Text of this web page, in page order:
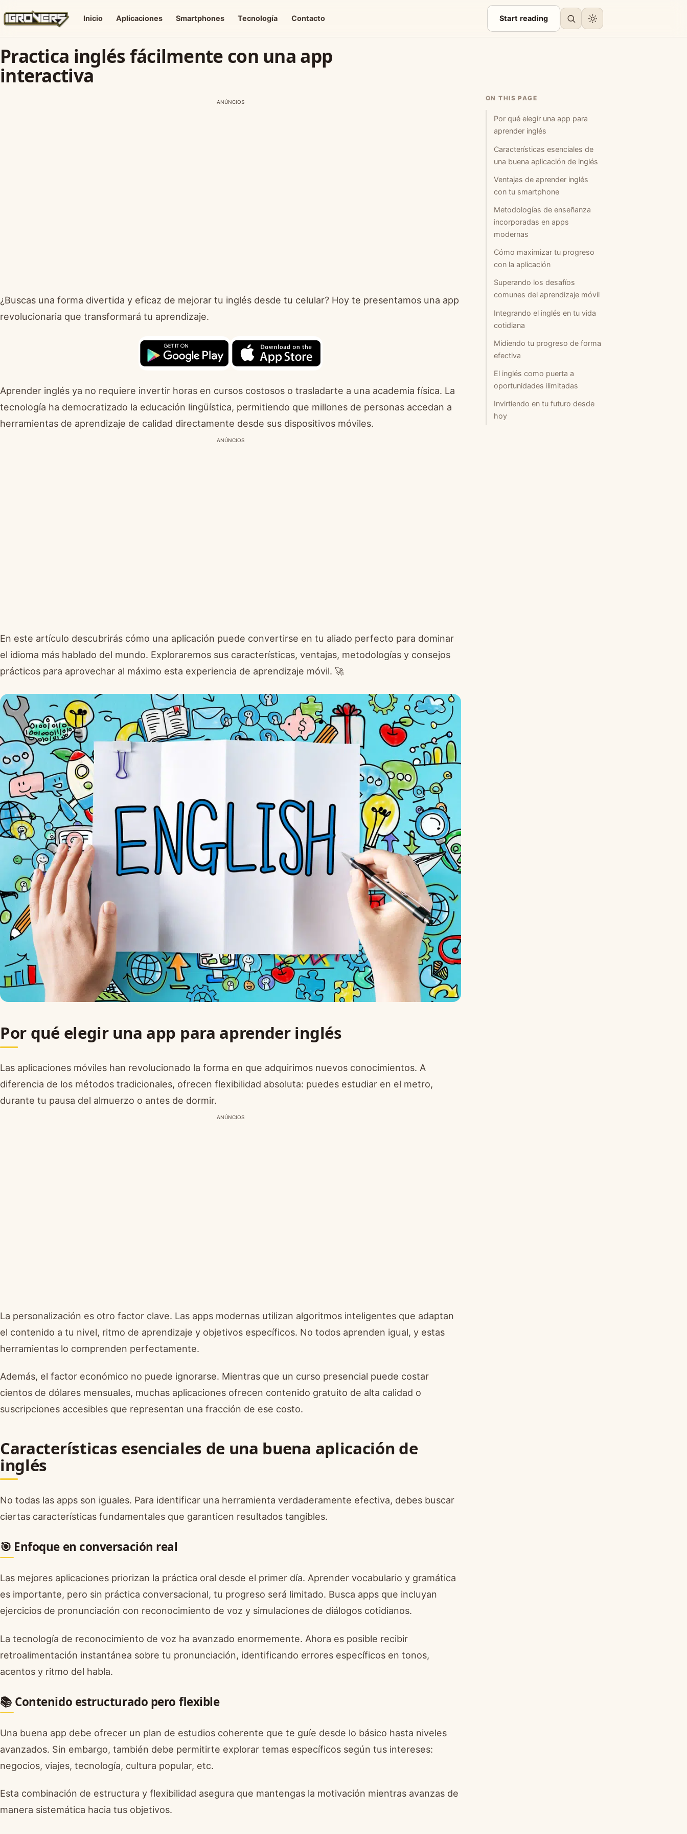
Inicio Aplicaciones Smartphones Tecnología Contacto Start reading
Practica inglés fácilmente con una app
interactiva
ANÚNCIOS
¿Buscas una forma divertida y eficaz de mejorar tu inglés desde tu celular? Hoy te presentamos una app
revolucionaria que transformará tu aprendizaje.
Aprender inglés ya no requiere invertir horas en cursos costosos o trasladarte a una academia física. La
tecnología ha democratizado la educación lingüística, permitiendo que millones de personas accedan a
herramientas de aprendizaje de calidad directamente desde sus dispositivos móviles.
ANÚNCIOS
En este artículo descubrirás cómo una aplicación puede convertirse en tu aliado perfecto para dominar
el idioma más hablado del mundo. Exploraremos sus características, ventajas, metodologías y consejos
prácticos para aprovechar al máximo esta experiencia de aprendizaje móvil. 🚀
Por qué elegir una app para aprender inglés
Las aplicaciones móviles han revolucionado la forma en que adquirimos nuevos conocimientos. A
diferencia de los métodos tradicionales, ofrecen flexibilidad absoluta: puedes estudiar en el metro,
durante tu pausa del almuerzo o antes de dormir.
ANÚNCIOS
La personalización es otro factor clave. Las apps modernas utilizan algoritmos inteligentes que adaptan
el contenido a tu nivel, ritmo de aprendizaje y objetivos específicos. No todos aprenden igual, y estas
herramientas lo comprenden perfectamente.
Además, el factor económico no puede ignorarse. Mientras que un curso presencial puede costar
cientos de dólares mensuales, muchas aplicaciones ofrecen contenido gratuito de alta calidad o
suscripciones accesibles que representan una fracción de ese costo.
Características esenciales de una buena aplicación de
inglés
No todas las apps son iguales. Para identificar una herramienta verdaderamente efectiva, debes buscar
ciertas características fundamentales que garanticen resultados tangibles.
🎯 Enfoque en conversación real
Las mejores aplicaciones priorizan la práctica oral desde el primer día. Aprender vocabulario y gramática
es importante, pero sin práctica conversacional, tu progreso será limitado. Busca apps que incluyan
ejercicios de pronunciación con reconocimiento de voz y simulaciones de diálogos cotidianos.
La tecnología de reconocimiento de voz ha avanzado enormemente. Ahora es posible recibir
retroalimentación instantánea sobre tu pronunciación, identificando errores específicos en tonos,
acentos y ritmo del habla.
📚 Contenido estructurado pero flexible
Una buena app debe ofrecer un plan de estudios coherente que te guíe desde lo básico hasta niveles
avanzados. Sin embargo, también debe permitirte explorar temas específicos según tus intereses:
negocios, viajes, tecnología, cultura popular, etc.
Esta combinación de estructura y flexibilidad asegura que mantengas la motivación mientras avanzas de
manera sistemática hacia tus objetivos.
ON THIS PAGE
Por qué elegir una app para
aprender inglés
Características esenciales de
una buena aplicación de inglés
Ventajas de aprender inglés
con tu smartphone
Metodologías de enseñanza
incorporadas en apps
modernas
Cómo maximizar tu progreso
con la aplicación
Superando los desafíos
comunes del aprendizaje móvil
Integrando el inglés en tu vida
cotidiana
Midiendo tu progreso de forma
efectiva
El inglés como puerta a
oportunidades ilimitadas
Invirtiendo en tu futuro desde
hoy